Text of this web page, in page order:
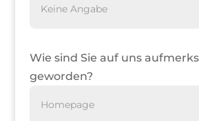
Wie sind Sie auf uns
geworden?